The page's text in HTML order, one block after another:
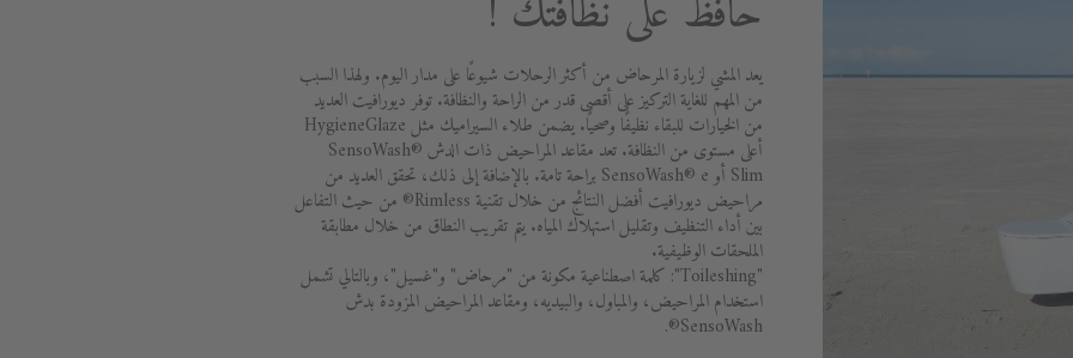
حافظ على نظافتك !
يعد المشي لزيارة المرحاض من أكثر الرحلات شيوعًا على مدار اليوم. ولهذا السبب
من المهم للغاية التركيز على أقصى قدر من الراحة والنظافة. توفر ديورافيت العديد
من الخيارات للبقاء نظيفًا وصحيًا. يضمن طلاء السيراميك مثل HygieneGlaze
أعلى مستوى من النظافة. تعد مقاعد المراحيض ذات الدش SensoWash®
Slim أو SensoWash® e براحة تامة. بالإضافة إلى ذلك، تحقق العديد من
مراحيض ديورافيت أفضل النتائج من خلال تقنية Rimless® من حيث التفاعل
بين أداء التنظيف وتقليل استهلاك المياه. يتم تقريب النطاق من خلال مطابقة
الملحقات الوظيفية.
"Toileshing": كلمة اصطناعية مكونة من "مرحاض" و"غسيل"، وبالتالي تشمل
استخدام المراحيض، والمباول، والبيديه، ومقاعد المراحيض المزودة بدش
SensoWash®.